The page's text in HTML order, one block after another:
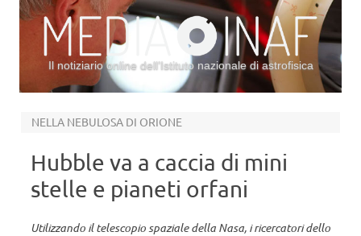
Il notiziario online dell’Istituto nazionale di astrofisica
NELLA NEBULOSA DI ORIONE
Hubble va a caccia di mini
stelle e pianeti orfani
Utilizzando il telescopio spaziale della Nasa, i ricercatori dello